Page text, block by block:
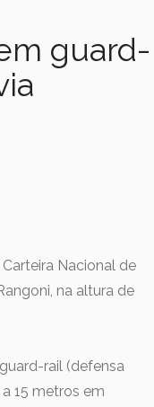
guard-
Nacional de
na altura de
rail (defensa
15 metros em